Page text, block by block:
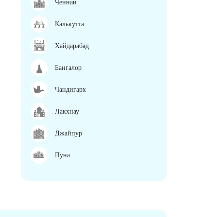
Ченнаи
Калькутта
Хайдарабад
Бангалор
Чандигарх
Лакхнау
Джайпур
Пуна